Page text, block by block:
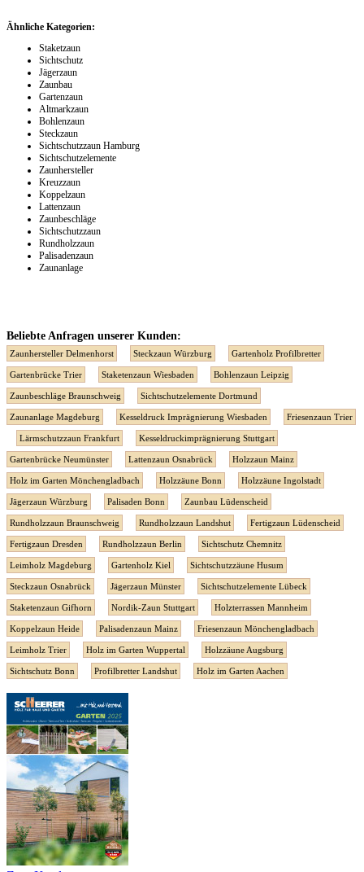
Ähnliche Kategorien:
Staketzaun
Sichtschutz
Jägerzaun
Zaunbau
Gartenzaun
Altmarkzaun
Bohlenzaun
Steckzaun
Sichtschutzzaun Hamburg
Sichtschutzelemente
Zaunhersteller
Kreuzzaun
Koppelzaun
Lattenzaun
Zaunbeschläge
Sichtschutzzaun
Rundholzzaun
Palisadenzaun
Zaunanlage
Beliebte Anfragen unserer Kunden:
Zaunhersteller Delmenhorst Steckzaun Würzburg Gartenholz Profilbretter
Gartenbrücke Trier Staketenzaun Wiesbaden Bohlenzaun Leipzig
Zaunbeschläge Braunschweig Sichtschutzelemente Dortmund
Zaunanlage Magdeburg Kesseldruck Imprägnierung Wiesbaden Friesenzaun Trier
Lärmschutzzaun Frankfurt Kesseldruckimprägnierung Stuttgart
Gartenbrücke Neumünster Lattenzaun Osnabrück Holzzaun Mainz
Holz im Garten Mönchengladbach Holzzäune Bonn Holzzäune Ingolstadt
Jägerzaun Würzburg Palisaden Bonn Zaunbau Lüdenscheid
Rundholzzaun Braunschweig Rundholzzaun Landshut Fertigzaun Lüdenscheid
Fertigzaun Dresden Rundholzzaun Berlin Sichtschutz Chemnitz
Leimholz Magdeburg Gartenholz Kiel Sichtschutzzäune Husum
Steckzaun Osnabrück Jägerzaun Münster Sichtschutzelemente Lübeck
Staketenzaun Gifhorn Nordik-Zaun Stuttgart Holzterrassen Mannheim
Koppelzaun Heide Palisadenzaun Mainz Friesenzaun Mönchengladbach
Leimholz Trier Holz im Garten Wuppertal Holzzäune Augsburg
Sichtschutz Bonn Profilbretter Landshut Holz im Garten Aachen